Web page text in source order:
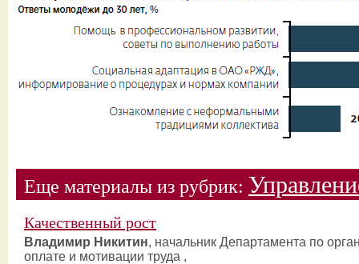
Еще материалы из рубрик:
Качественный рост
Владимир Никитин, начальник Департамента по
оплате и мотивации труда ,